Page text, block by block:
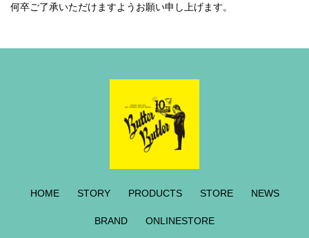
何卒ご了承いただけますようお願い申し上げます。
HOME STORY PRODUCTS STORE NEWS
BRAND ONLINESTORE